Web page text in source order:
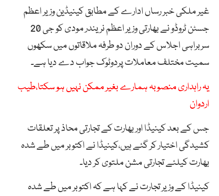
غیر ملکی خبر رساں ادارے کے مطابق کینیڈین وزیر اعظم
جسٹن ٹروڈو نے بھارتی وزیر اعظم نریندر مودی کو جی 20
سربراہی اجلاس کے دوران دو طرفہ ملاقاتوں میں سکھوں
سمیت مختلف معاملات پردوٹوک جواب دے دیا ہے۔
یہ راہداری منصوبہ ہمارے بغیر ممکن نہیں ہو سکتا،طیب
اردوان
جس کے بعد کینیڈا اور بھارت کے تجارتی محاذ پر تعلقات
کشیدگی اختیار کر گئے ہیں،کینیڈا نے اکتوبر میں طے شدہ
بھارت کیلئے تجارتی مشن ملتوی کر دیا۔
کینیڈا کے وزیر تجارت نے کہا ہے کہ اکتوبر میں طے شدہ